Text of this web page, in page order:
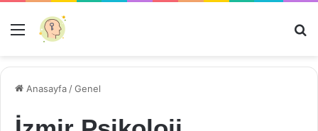
Menü
Anasayfa /Genel